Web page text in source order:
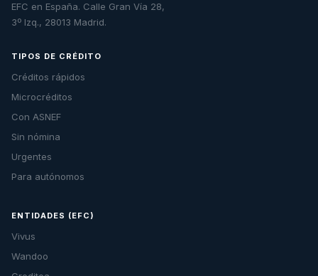
EFC en España. Calle Gran Vía 28,
3º Izq., 28013 Madrid.
TIPOS DE CRÉDITO
Créditos rápidos
Microcréditos
Con ASNEF
Sin nómina
Urgentes
Para autónomos
ENTIDADES (EFC)
Vivus
Wandoo